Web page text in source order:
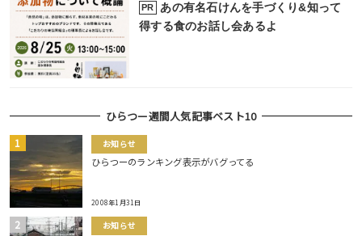
PR
あの有名石けんを手づくり&知って
得する食のお話し会あるよ
ひらつー週間人気記事ベスト10
お知らせ
ひらつーのランキング表示がバグってる
2008年1月31日
お知らせ